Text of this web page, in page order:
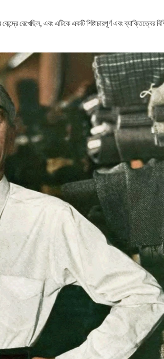
রেখেছিল, এবং এটিকে একটি শিষ্টাচারপূর্ণ এবং ব্যাক্তিত্বের